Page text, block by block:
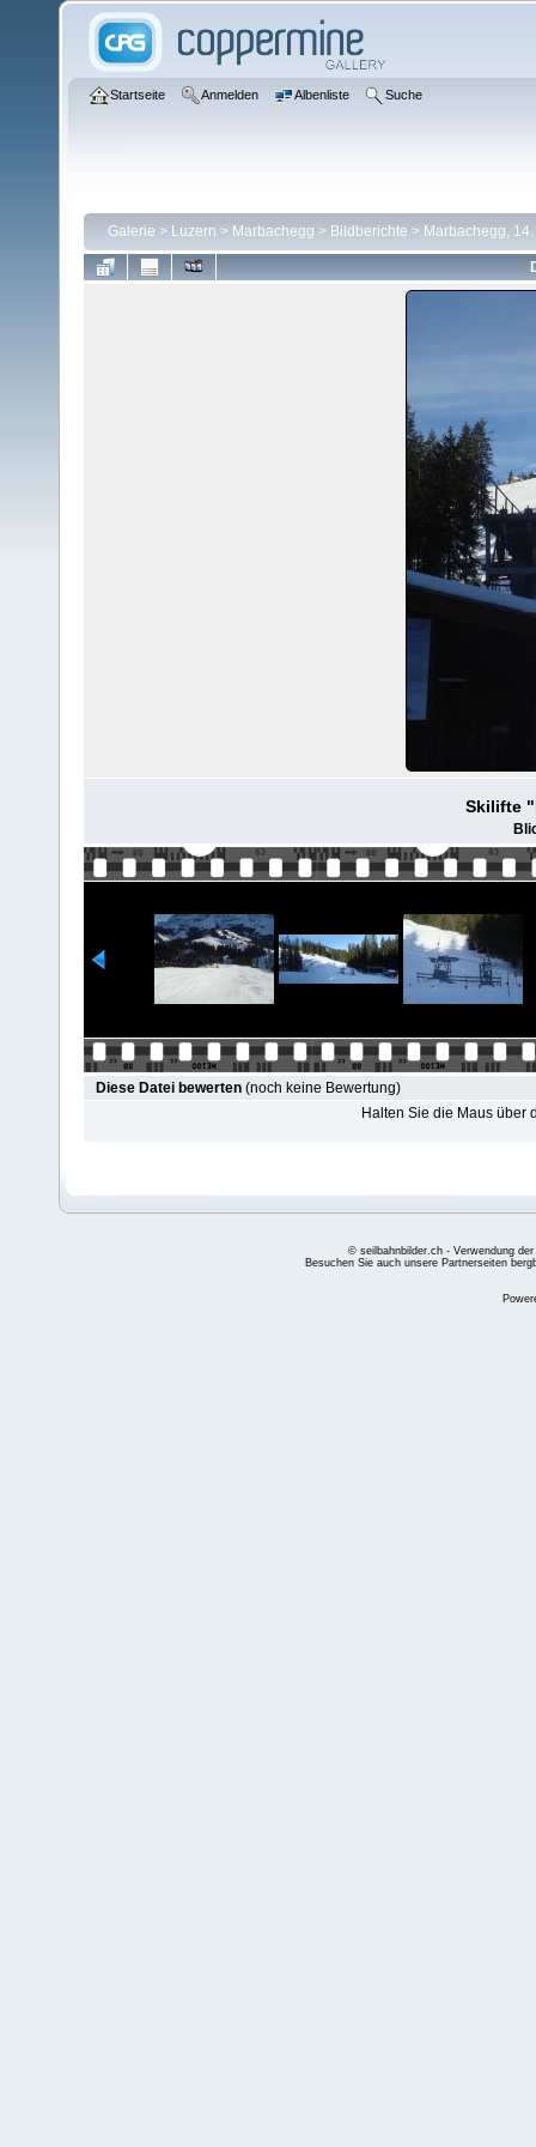
Startseite Anmelden Albenliste Suche
Galerie > Luzern > Marbachegg > Bildberichte > Marbachegg,
Skilifte
Diese Datei bewerten (noch keine Bewertung)
Halten Sie die Maus über
© seilbahnbilder.ch - Verwendung
Besuchen Sie auch unsere Partnerseiten